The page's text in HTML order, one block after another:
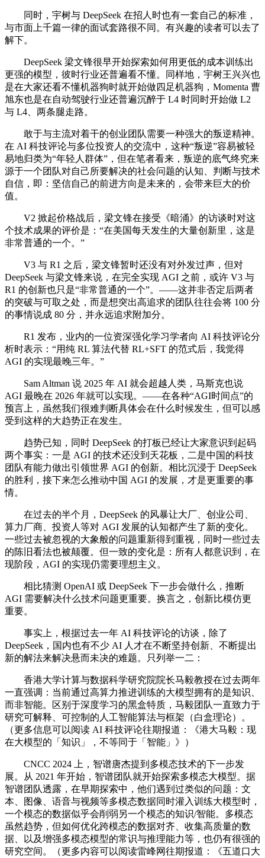
同时，宇树与 DeepSeek 在招人时也有一套自己的标准，
与市面上千篇一律的面试套路很不同。有兴趣的读者可以去了
解下。
DeepSeek 梁文锋很早开始探索如何用更低的成本训练出
更强的模型，彼时行业还普遍看不懂。同样地，宇树王兴兴也
是在大家还看不懂机器狗时就开始做四足机器狗，Momenta 曹
旭东也是在自动驾驶行业还普遍沉醉于 L4 时同时开始做 L2
与 L4、两条腿走路。
敢于与主流对着干的创业团队需要一种强大的叛逆精神。
在 AI 科技评论与多位投资人的交流中，这种“叛逆”容易被轻
易地归类为“年轻人群体”，但在笔者看来，叛逆的底气终究来
源于一个团队对自己所要解决的社会问题的认知、判断与技术
自信，即：坚信自己的前进方向是未来的，会带来巨大的价
值。
V2 掀起价格战后，梁文锋在接受《暗涌》的访谈时对这
个技术成果的评价是：“在美国每天发生的大量创新里，这是
非常普通的一个。”
V3 与 R1 之后，梁文锋暂时还没有对外发过声，但对
DeepSeek 与梁文锋来说，在完全实现 AGI 之前，或许 V3 与
R1 的创新也只是“非常普通的一个”。——这并非否定后两者
的突破与可取之处，而是想突出高追求的团队往往会将 100 分
的事情说成 80 分，并永远追求附加分。
R1 发布，业内的一位资深强化学习学者向 AI 科技评论分
析时表示：“用纯 RL 算法代替 RL+SFT 的范式后，我觉得
AGI 的实现最晚三年。”
Sam Altman 说 2025 年 AI 就会超越人类，马斯克也说
AGI 最晚在 2026 年就可以实现。——在各种“AGI时间点”的
预言上，虽然我们很难判断具体会在什么时候发生，但可以感
受到这样的大趋势正在发生。
趋势已知，同时 DeepSeek 的打板已经让大家意识到起码
两个事实：一是 AGI 的技术还没到天花板，二是中国的科技
团队有能力做出引领世界 AGI 的创新。相比沉浸于 DeepSeek
的胜利，接下来怎么推动中国 AGI 的发展，才是更重要的事
情。
在过去的半个月，DeepSeek 的风暴让大厂、创业公司、
算力厂商、投资人等对 AGI 发展的认知都产生了新的变化。
一些过去被忽视的大象般的问题重新得到重视，同时一些过去
的陈旧看法也被颠覆。但一致的变化是：所有人都意识到，在
现阶段，AGI 的实现仍需要理想主义。
相比猜测 OpenAI 或 DeepSeek 下一步会做什么，推断
AGI 需要解决什么技术问题更重要。换言之，创新比模仿更
重要。
事实上，根据过去一年 AI 科技评论的访谈，除了
DeepSeek，国内也有不少 AI 人才在不断坚持创新、不断提出
新的解法来解决悬而未决的难题。只列举一二：
香港大学计算与数据科学研究院院长马毅教授在过去两年
一直强调：当前通过高算力推进训练的大模型拥有的是知识、
而非智能。区别于深度学习的黑盒特质，马毅团队一直致力于
研究可解释、可控制的人工智能算法与框架（白盒理论）。
（更多信息可以阅读 AI 科技评论往期报道：《港大马毅：现
在大模型的「知识」，不等同于「智能」》）
CNCC 2024 上，智谱唐杰提到多模态技术的下一步发
展。从 2021 年开始，智谱团队就开始探索多模态大模型。据
智谱团队透露，在早期探索中，他们遇到过类似的问题：文
本、图像、语音与视频等多模态数据同时灌入训练大模型时，
一个模态的数据似乎会削弱另一个模态的知识/智能。多模态
虽然趋势，但如何优化跨模态的数据对齐、收集高质量的数
据、以及增强多模态模型的常识与推理能力等，也仍有很强的
研究空间。（更多内容可以阅读雷峰网往期报道：《五道口大